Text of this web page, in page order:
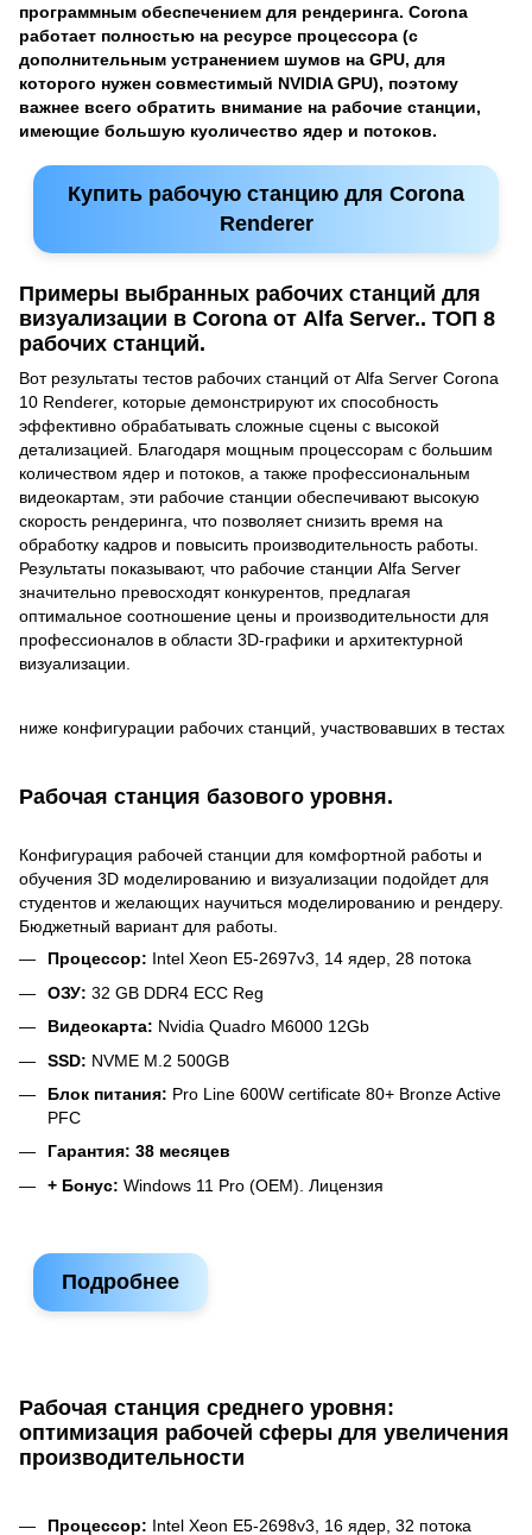
программным обеспечением для рендеринга. Corona
работает полностью на ресурсе процессора (с
дополнительным устранением шумов на GPU, для
которого нужен совместимый NVIDIA GPU), поэтому
важнее всего обратить внимание на рабочие станции,
имеющие большую куоличество ядер и потоков.
Купить рабочую станцию для Corona
Renderer
Примеры выбранных рабочих станций для
визуализации в Corona от Alfa Server.. ТОП 8
рабочих станций.
Вот результаты тестов рабочих станций от Alfa Server Corona
10 Renderer, которые демонстрируют их способность
эффективно обрабатывать сложные сцены с высокой
детализацией. Благодаря мощным процессорам с большим
количеством ядер и потоков, а также профессиональным
видеокартам, эти рабочие станции обеспечивают высокую
скорость рендеринга, что позволяет снизить время на
обработку кадров и повысить производительность работы.
Результаты показывают, что рабочие станции Alfa Server
значительно превосходят конкурентов, предлагая
оптимальное соотношение цены и производительности для
профессионалов в области 3D-графики и архитектурной
визуализации.
ниже конфигурации рабочих станций, участвовавших в тестах
Рабочая станция базового уровня.
Конфигурация рабочей станции для комфортной работы и
обучения 3D моделированию и визуализации подойдет для
студентов и желающих научиться моделированию и рендеру.
Бюджетный вариант для работы.
Процессор: Intel Xeon E5-2697v3, 14 ядер, 28 потока
ОЗУ: 32 GB DDR4 ECC Reg
Видеокарта: Nvidia Quadro M6000 12Gb
SSD: NVME M.2 500GB
Блок питания: Pro Line 600W certificate 80+ Bronze Active
PFC
Гарантия: 38 месяцев
+ Бонус: Windows 11 Pro (OEM). Лицензия
Подробнее
Рабочая станция среднего уровня:
оптимизация рабочей сферы для увеличения
производительности
Процессор: Intel Xeon E5-2698v3, 16 ядер, 32 потока